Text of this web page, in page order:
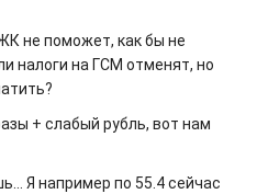
не поможет, как бы не
налоги на ГСМ отменят, но
+ слабый рубль, вот нам
Я например по 55.4 сейчас